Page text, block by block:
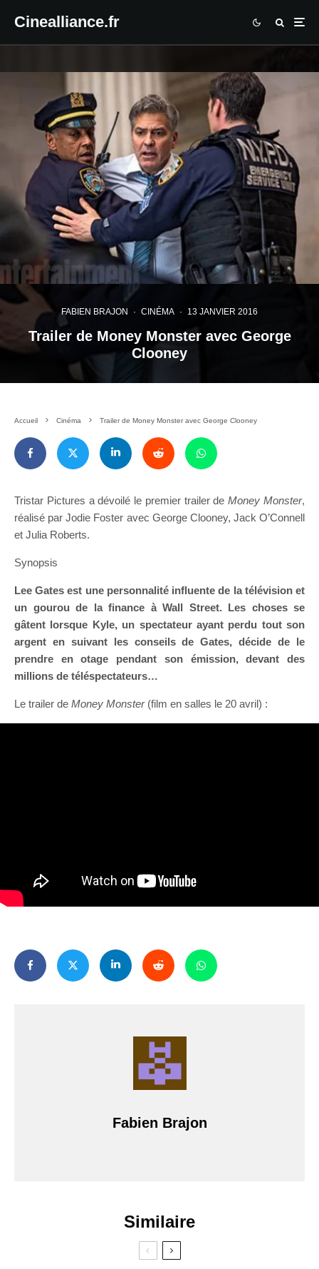
Cinealliance.fr
FABIEN BRAJON · CINÉMA · 13 JANVIER 2016
Trailer de Money Monster avec George
Clooney
Accueil Cinéma Trailer de Money Monster avec George Clooney
Tristar Pictures a dévoilé le premier trailer deMoney Monster,
réalisé par Jodie Foster avec George Clooney, Jack O’Connell
et Julia Roberts.
Synopsis
Lee Gates est une personnalité influente de la télévision et
un gourou de la finance à Wall Street. Les choses se
gâtent lorsque Kyle, un spectateur ayant perdu tout son
argent en suivant les conseils de Gates, décide de le
prendre en otage pendant son émission, devant des
millions de téléspectateurs…
Le trailer de Money Monster(film en salles le 20 avril) :
Fabien Brajon
Similaire